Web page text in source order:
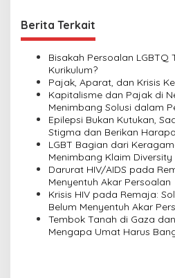
n
a
Berita Terkait
Bisakah Persoalan LGBTQ
Kurikulum?
Pajak, Aparat, dan Krisis
Kapitalisme dan Pajak di
Menimbang Solusi dalam
Epilepsi Bukan Kutukan,
Stigma dan Berikan
LGBT Bagian dari
Menimbang Klaim
Darurat HIV/AIDS pada
Menyentuh Akar Persoalan
Krisis HIV pada Remaja:
Belum Menyentuh Akar
Tembok Tanah di Gaza
Mengapa Umat Harus